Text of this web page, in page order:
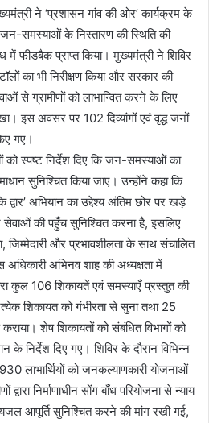
ने ‘प्रशासन गांव की ओर’ कार्यक्रम के
जन-समस्याओं के निस्तारण की स्थिति की
फीडबैक प्राप्त किया। मुख्यमंत्री ने शिविर
का भी निरीक्षण किया और सरकार की
से ग्रामीणों को लाभान्वित करने के लिए
इस अवसर पर 102 दिव्यांगों एवं वृद्ध जनों
गए।
को स्पष्ट निर्देश दिए कि जन-समस्याओं का
सुनिश्चित किया जाए। उन्होंने कहा कि
अभियान का उद्देश्य अंतिम छोर पर खड़े
की पहुँच सुनिश्चित करना है, इसलिए
जिम्मेदारी और प्रभावशीलता के साथ संचालित
अभिनव शाह की अध्यक्षता में
कुल 106 शिकायतें एवं समस्याएँ प्रस्तुत की
शिकायत को गंभीरता से सुना तथा 25
शेष शिकायतों को संबंधित विभागों को
के निर्देश दिए गए। शिविर के दौरान विभिन्न
लाभार्थियों को जनकल्याणकारी योजनाओं
निर्माणाधीन सोंग बाँध परियोजना से न्याय
आपूर्ति सुनिश्चित करने की मांग रखी गई,